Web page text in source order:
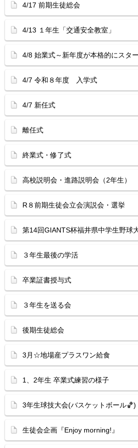
4/17 前期生徒総会
4/13 １年生「交通安全教室」
4/8 始業式～新年度が本格的にスタ
4/7 令和８年度 入学式
4/7 新任式
離任式
終業式・修了式
高校説明会・進路説明会（2年生）
R８前期生徒会立会演説会・選挙
第14回GIANTS杯福井県中学生野
３年生最後の学活
卒業証書授与式
３年生を送る会
後期生徒総会
3月☆地場産プラスワン給食
1、2年生 卒業式練習の様子
3年生球技大会(バスケットボール🏀)
生徒会企画『Enjoy morning!』